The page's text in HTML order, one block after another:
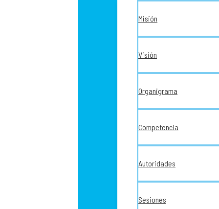
Misión
Visión
Organigrama
Competencia
Autoridades
Sesiones